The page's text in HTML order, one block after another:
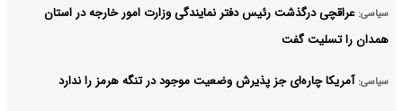
سیاسی: عراقچی درگذشت رئیس دفتر نمایندگی وزارت امور خارجه در استان
همدان را تسلیت گفت
سیاسی: آمریکا چاره‌ای جز پذیرش وضعیت موجود در تنگه هرمز را ندارد